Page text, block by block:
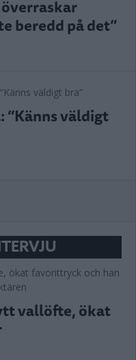
beredd på det”
“Känns väldigt
vallöfte, ökat